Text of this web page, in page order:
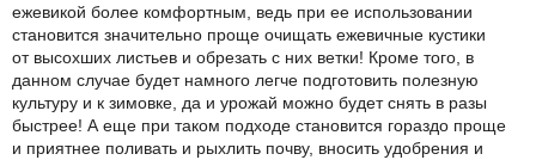
ежевикой более комфортным, ведь при ее использовании
становится значительно проще очищать ежевичные кустики
от высохших листьев и обрезать с них ветки! Кроме того, в
данном случае будет намного легче подготовить полезную
культуру и к зимовке, да и урожай можно будет снять в разы
быстрее! А еще при таком подходе становится гораздо проще
и приятнее поливать и рыхлить почву, вносить удобрения и